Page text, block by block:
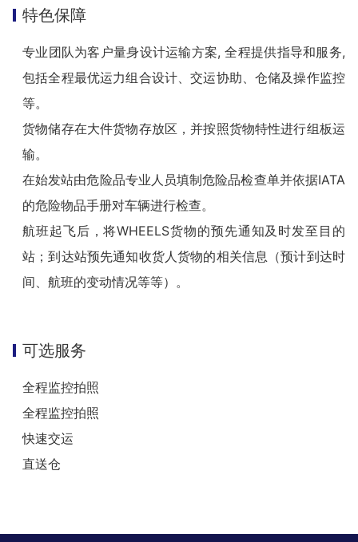
特色保障
专业团队为客户量身设计运输方案, 全程提供指导和服务,
包括全程最优运力组合设计、交运协助、仓储及操作监控
等。
货物储存在大件货物存放区，并按照货物特性进行组板运
输。
在始发站由危险品专业人员填制危险品检查单并依据IATA
的危险物品手册对车辆进行检查。
航班起飞后，将WHEELS货物的预先通知及时发至目的
站；到达站预先通知收货人货物的相关信息（预计到达时
间、航班的变动情况等等）。
可选服务
全程监控拍照
全程监控拍照
快速交运
直送仓